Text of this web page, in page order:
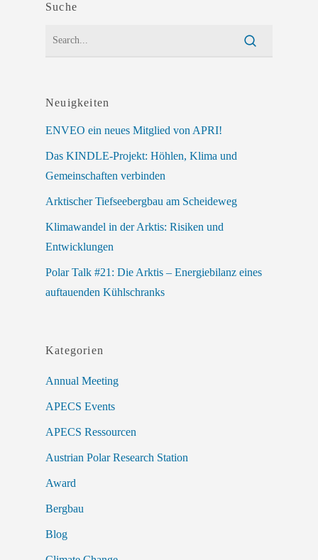
Suche
Neuigkeiten
ENVEO ein neues Mitglied von APRI!
Das KINDLE-Projekt: Höhlen, Klima und
Gemeinschaften verbinden
Arktischer Tiefseebergbau am Scheideweg
Klimawandel in der Arktis: Risiken und
Entwicklungen
Polar Talk #21: Die Arktis – Energiebilanz eines
auftauenden Kühlschranks
Kategorien
Annual Meeting
APECS Events
APECS Ressourcen
Austrian Polar Research Station
Award
Bergbau
Blog